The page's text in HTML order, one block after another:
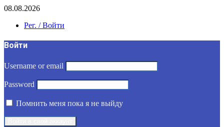
08.08.2026
Рег. / Войти
Войти
Username or email
Password
Помнить меня пока я не выйду